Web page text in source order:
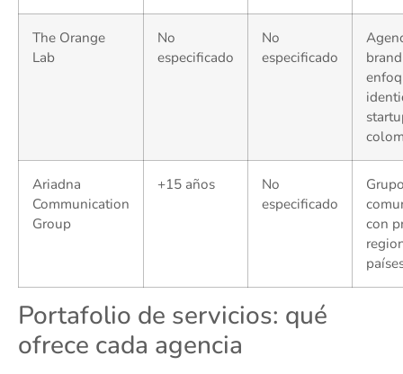
The Orange
Lab
No
especificado
No
especificado
Ariadna
Communication
Group
+15 años
No
especificado
con
Portafolio de servicios: qué
ofrece cada agencia